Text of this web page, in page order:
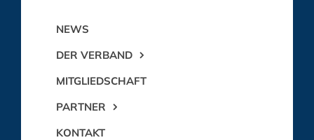
NEWS
DER VERBAND
MITGLIEDSCHAFT
PARTNER
KONTAKT